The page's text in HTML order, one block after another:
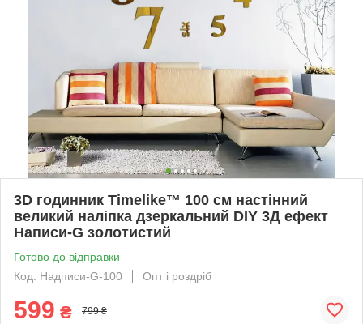
3D годинник Timelike™ 100 см настінний
великий наліпка дзеркальний DIY 3Д ефект
Написи-G золотистий
Готово до відправки
Код: Надписи-G-100
Опт і роздріб
599 ₴ 799 ₴